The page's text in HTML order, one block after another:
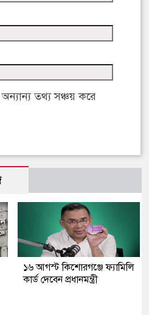
তথ্য সঞ্চয় করে
১৬ আগস্ট কিশোরগঞ্জে ফ্যামিলি
কার্ড দেবেন প্রধানমন্ত্রী